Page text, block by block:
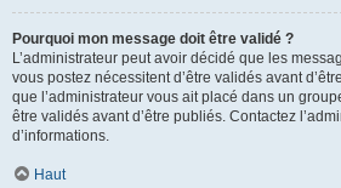
Pourquoi mon message doit être validé ?
L’administrateur peut avoir décidé que les
vous postez nécessitent d’être validés avant
que l’administrateur vous ait placé dans un
être validés avant d’être publiés. Contactez
d’informations.
Haut